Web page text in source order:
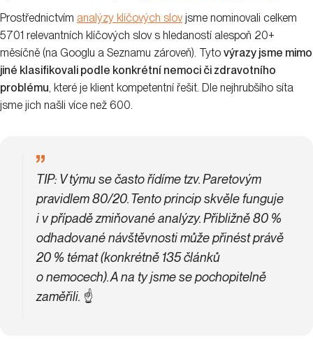
Prostřednictvím analýzy klíčových slovjsme nominovali celkem
5701 relevantních klíčových slov s hledaností alespoň 20+
měsíčně (na Googlu a Seznamu zároveň). Tyto výrazy jsme mimo
jiné klasifikovali podle konkrétní nemoci či zdravotního
problému, které je klient kompetentní řešit. Dle nejhrubšího síta
jsme jich našli více než 600.
TIP: V týmu se často řídíme tzv. Paretovým
pravidlem 80/20. Tento princip skvěle funguje
i v případě zmiňované analýzy. Přibližně 80 %
odhadované návštěvnosti může přinést právě
20 % témat (konkrétně 135 článků
o nemocech). A na ty jsme se pochopitelně
zaměřili. ☝️